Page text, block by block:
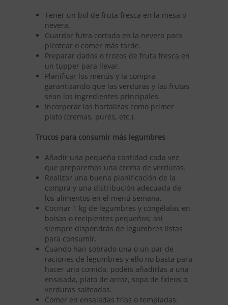
Tener un bol de fruta fresca en la mesa o
nevera.
Guardar futra cortada en la nevera para
picotear o comer más tarde.
Preparar dados o trozos de fruta fresca en
un tupper para llevar.
Planificar los menús y la compra
garantizando que las verduras y las frutas
sean los ingredientes principales.
Incorporar las hortalizas como primer
plato (cremas, purés, etc.).
Trucos para consumir más legumbres
Añadir una pequeña cantidad cada vez
que preparemos una crema de verduras.
Realizar una buena planificación de la
compra y una distribución adecuada de
los alimentos en el menú semana.
Cocinar 1 kg de legumbres y congélalas en
bolsas o recipientes pequeños; así
siempre dispondrás de legumbres listas
para consumir.
Cuando han sobrado una o un par de
raciones de legumbres y ello no basta para
hacer una comida, podéis añadirlas a una
ensalada, plato de arroz, sopa de fideos o
verduras salteadas.
Comer en ensaladas frías o templadas.